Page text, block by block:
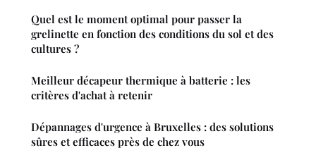
Quel est le moment optimal pour passer la
grelinette en fonction des conditions du sol et des
cultures ?
Meilleur décapeur thermique à batterie : les
critères d'achat à retenir
Dépannages d'urgence à Bruxelles : des solutions
sûres et efficaces près de chez vous